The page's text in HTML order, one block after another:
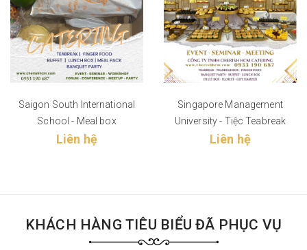
Saigon South International
School - Meal box
Liên hệ
Singapore Management
University - Tiệc Teabreak
Liên hệ
KHÁCH HÀNG TIÊU BIỂU ĐÃ PHỤC VỤ